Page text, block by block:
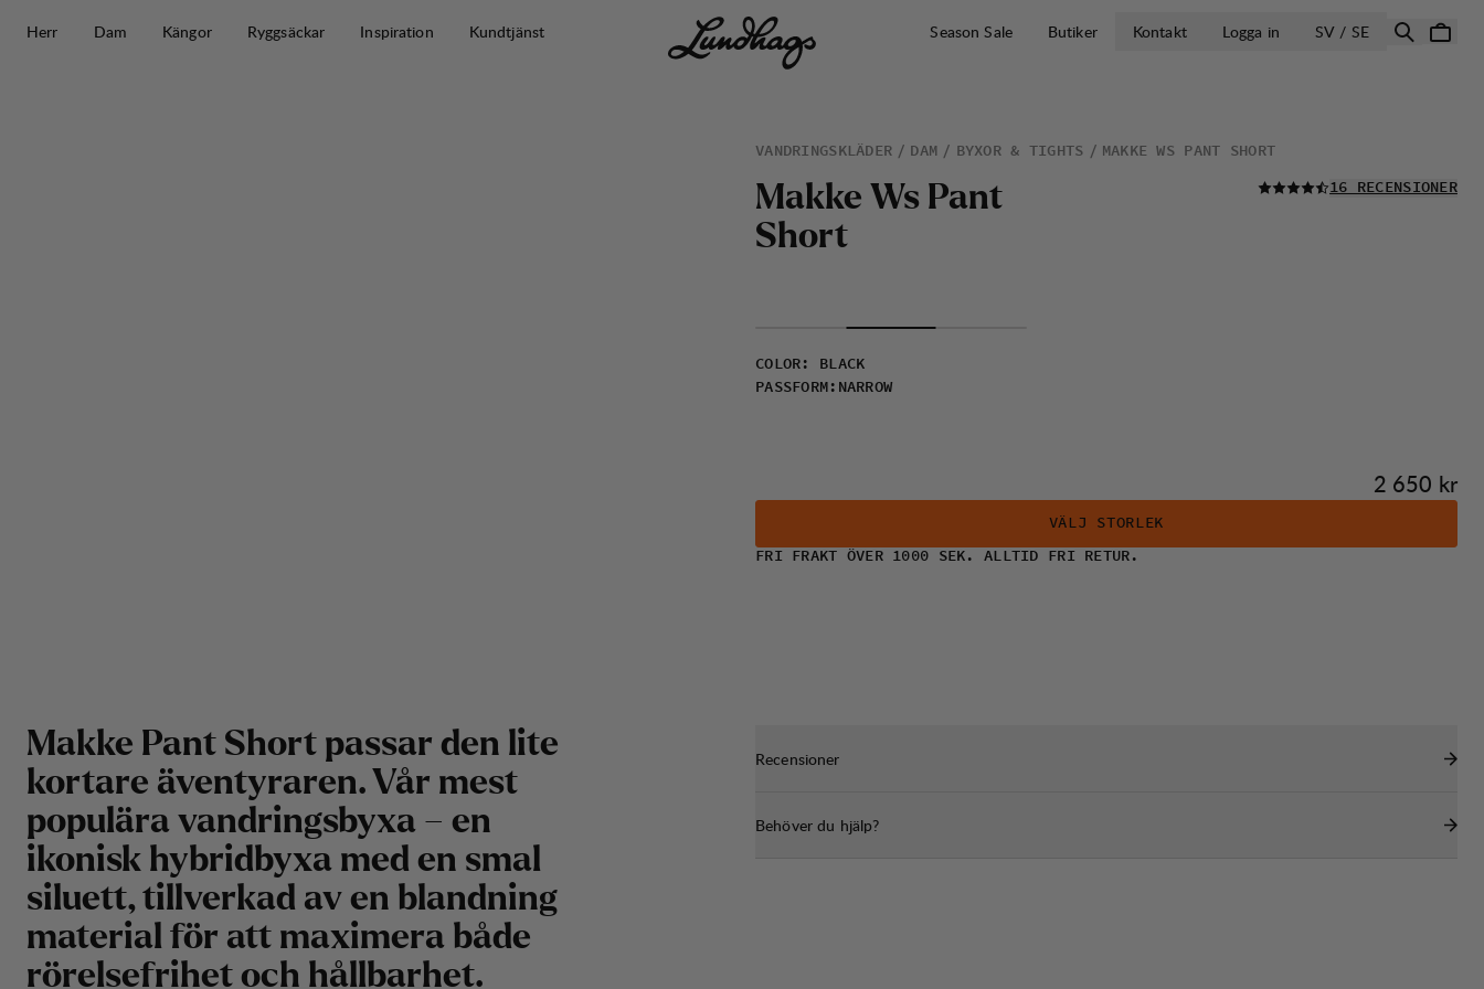
Herr
Dam Kängor Ryggsäckar Inspiration Kundtjänst Season Sale Butiker Kontakt Logga in SV / SEÖPPNA VÄLJ
VANDRINGSKLÄDER DAM BYXOR & TIGHTS MAKKE WS PANT SHORT
Makke Ws Pant
Short
LÄS ALLA
16 RECENSIONER
COLOR :
BLACK
PASSFORM : NARROW
Pris:
2 650 kr
VÄLJ STORLEK
FRI FRAKT ÖVER 1000 SEK. ALLTID FRI RETUR.
Makke Pant Short passar den lite
kortare äventyraren. Vår mest
populära vandringsbyxa – en
ikonisk hybridbyxa med en smal
siluett, tillverkad av en blandning
material för att maximera både
rörelsefrihet och hållbarhet.
Recensioner
Behöver du hjälp?